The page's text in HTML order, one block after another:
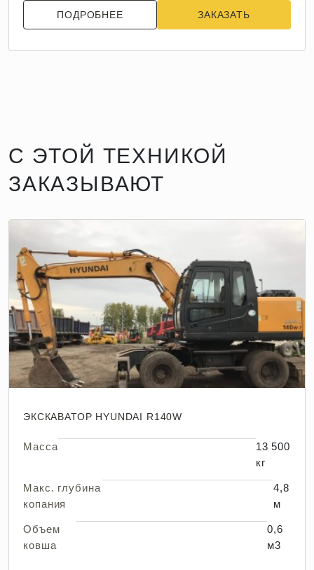
ПОДРОБНЕЕ ЗАКАЗАТЬ
С ЭТОЙ ТЕХНИКОЙ
ЗАКАЗЫВАЮТ
ЭКСКАВАТОР HYUNDAI R140W
Масса
13 500
кг
Макс. глубина
копания
4,8
м
Объем
ковша
0,6
м3